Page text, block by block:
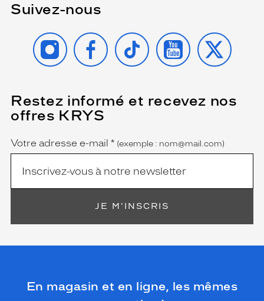
Suivez-nous
INSTAGRAMFACEBOOK
TIKTOK YOUTUBE
X
Restez informé et recevez nos
offres KRYS
Name
Votre adresse e-mail *
(Ce
champ
est
obligatoire)
(exemple : nom@mail.com)
JE M'INSCRIS
En magasin et en ligne, les mêmes